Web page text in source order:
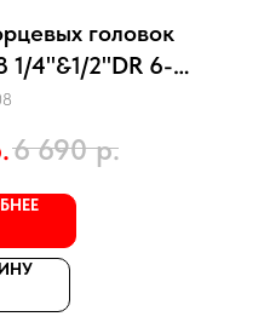
головок
1/4"&1/2"DR 6-
предметов
6 690 р.